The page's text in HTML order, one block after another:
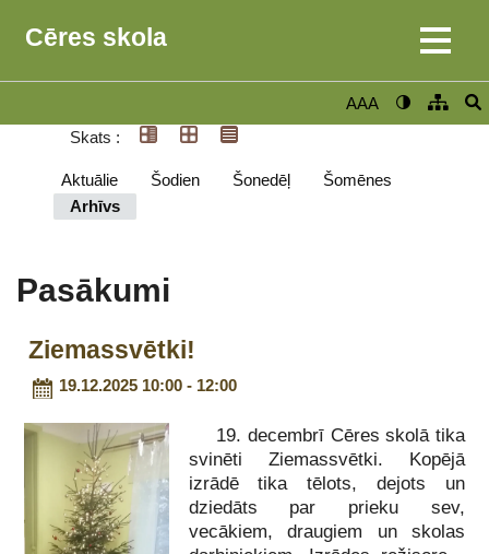
Cēres skola
AAA
Skats :
Aktuālie Šodien Šonedēļ
Šomēnes
Arhīvs
Pasākumi
Ziemassvētki!
19.12.2025 10:00 - 12:00
19. decembrī Cēres skolā tika
svinēti Ziemassvētki. Kopējā
izrādē tika tēlots, dejots un
dziedāts par prieku sev,
vecākiem, draugiem un skolas